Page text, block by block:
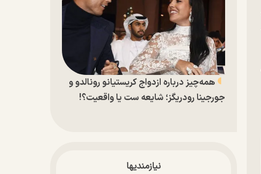
همه‌چیز درباره ازدواج کریستیانو رونالدو و
جورجینا رودریگز؛ شایعه ست یا واقعیت؟!
نیازمندیها